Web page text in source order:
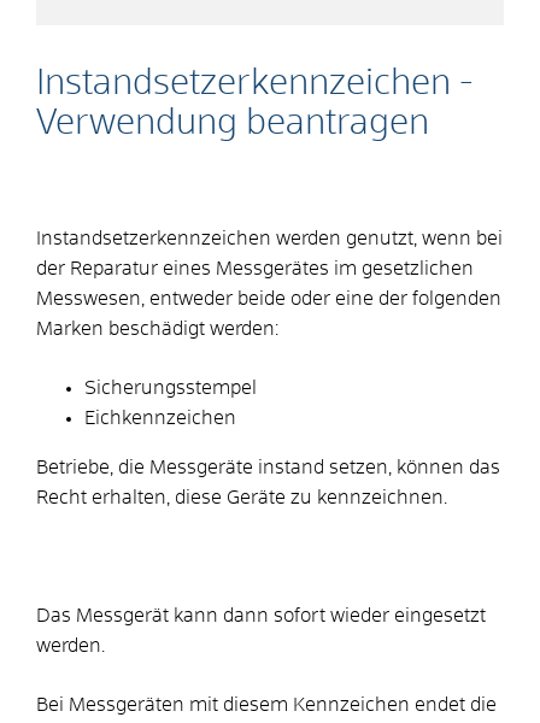
Instandsetzerkennzeichen -
Verwendung beantragen
Instandsetzerkennzeichen werden genutzt, wenn bei
der Reparatur eines Messgerätes im gesetzlichen
Messwesen, entweder beide oder eine der folgenden
Marken beschädigt werden:
Sicherungsstempel
Eichkennzeichen
Betriebe, die Messgeräte instand setzen, können das
Recht erhalten, diese Geräte zu kennzeichnen.
Das Messgerät kann dann sofort wieder eingesetzt
werden.
Bei Messgeräten mit diesem Kennzeichen endet die